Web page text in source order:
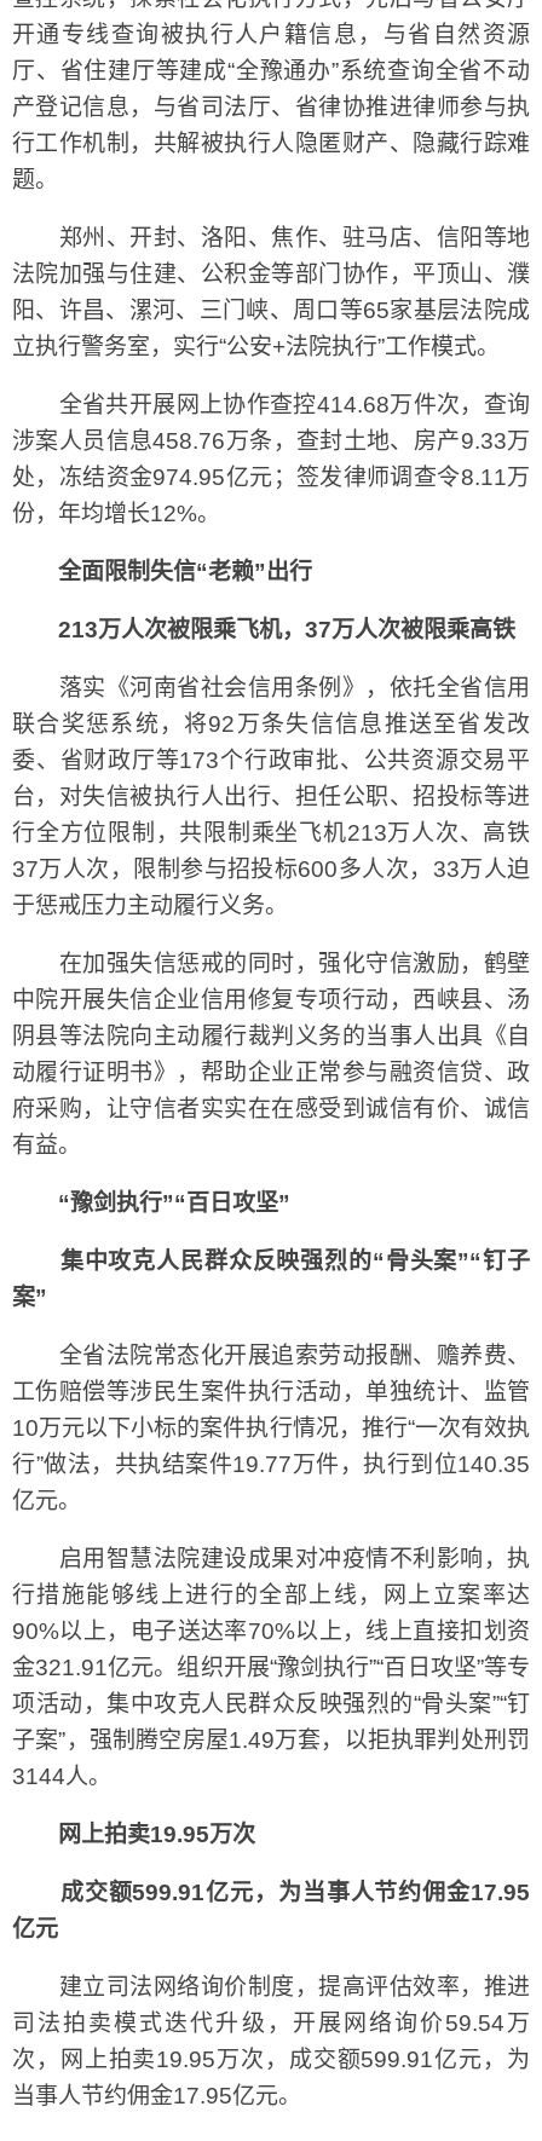
开通专线查询被执行人户籍信息，与省自然资源
厅、省住建厅等建成“全豫通办”系统查询全省不动
产登记信息，与省司法厅、省律协推进律师参与执
行工作机制，共解被执行人隐匿财产、隐藏行踪难
题。
郑州、开封、洛阳、焦作、驻马店、信阳等地
法院加强与住建、公积金等部门协作，平顶山、濮
阳、许昌、漯河、三门峡、周口等65家基层法院成
立执行警务室，实行“公安+法院执行”工作模式。
全省共开展网上协作查控414.68万件次，查询
涉案人员信息458.76万条，查封土地、房产9.33万
处，冻结资金974.95亿元；签发律师调查令8.11万
份，年均增长12%。
全面限制失信“老赖”出行
213万人次被限乘飞机，37万人次被限乘高铁
落实《河南省社会信用条例》，依托全省信用
联合奖惩系统，将92万条失信信息推送至省发改
委、省财政厅等173个行政审批、公共资源交易平
台，对失信被执行人出行、担任公职、招投标等进
行全方位限制，共限制乘坐飞机213万人次、高铁
37万人次，限制参与招投标600多人次，33万人迫
于惩戒压力主动履行义务。
在加强失信惩戒的同时，强化守信激励，鹤壁
中院开展失信企业信用修复专项行动，西峡县、汤
阴县等法院向主动履行裁判义务的当事人出具《自
动履行证明书》，帮助企业正常参与融资信贷、政
府采购，让守信者实实在在感受到诚信有价、诚信
有益。
“豫剑执行”“百日攻坚”
集中攻克人民群众反映强烈的“骨头案”“钉子
案”
全省法院常态化开展追索劳动报酬、赡养费、
工伤赔偿等涉民生案件执行活动，单独统计、监管
10万元以下小标的案件执行情况，推行“一次有效执
行”做法，共执结案件19.77万件，执行到位140.35
亿元。
启用智慧法院建设成果对冲疫情不利影响，执
行措施能够线上进行的全部上线，网上立案率达
90%以上，电子送达率70%以上，线上直接扣划资
金321.91亿元。组织开展“豫剑执行”“百日攻坚”等专
项活动，集中攻克人民群众反映强烈的“骨头案”“钉
子案”，强制腾空房屋1.49万套，以拒执罪判处刑罚
3144人。
网上拍卖19.95万次
成交额599.91亿元，为当事人节约佣金17.95
亿元
建立司法网络询价制度，提高评估效率，推进
司法拍卖模式迭代升级，开展网络询价59.54万
次，网上拍卖19.95万次，成交额599.91亿元，为
当事人节约佣金17.95亿元。